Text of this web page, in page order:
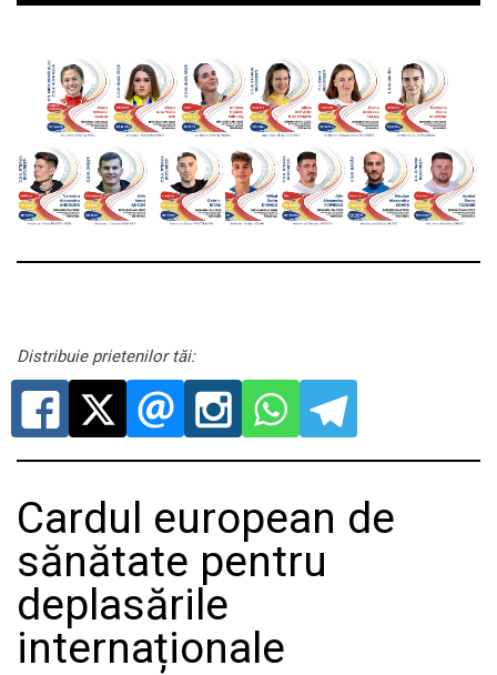
Distribuie prietenilor tăi:
Cardul european de
sănătate pentru
deplasările
internaționale